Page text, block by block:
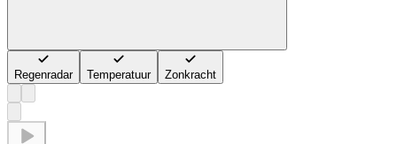
Regenradar Temperatuur Zonkracht